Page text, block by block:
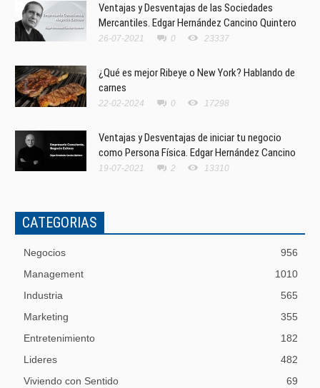
Ventajas y Desventajas de las Sociedades
Mercantiles. Edgar Hernández Cancino Quintero
26-07-2021 0 23337
¿Qué es mejor Ribeye o New York? Hablando de
carnes
22-02-2024 0 17298
Ventajas y Desventajas de iniciar tu negocio
como Persona Física. Edgar Hernández Cancino
19-07-2021 2 13310
CATEGORIAS
Negocios
956
Management
1010
Industria
565
Marketing
355
Entretenimiento
182
Lideres
482
Viviendo con Sentido
69